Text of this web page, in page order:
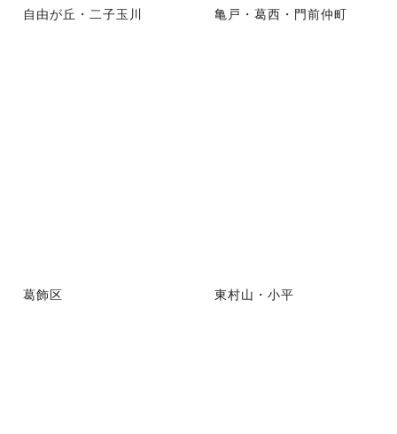
自由が丘・二子玉川 亀戸・葛西・門前仲町
葛飾区 東村山・小平